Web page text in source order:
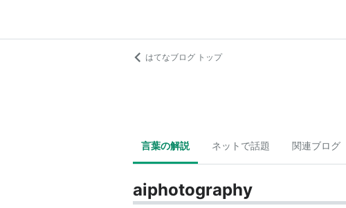
はてなブログ トップ
言葉の解説 ネットで話題 関連ブログ
aiphotography